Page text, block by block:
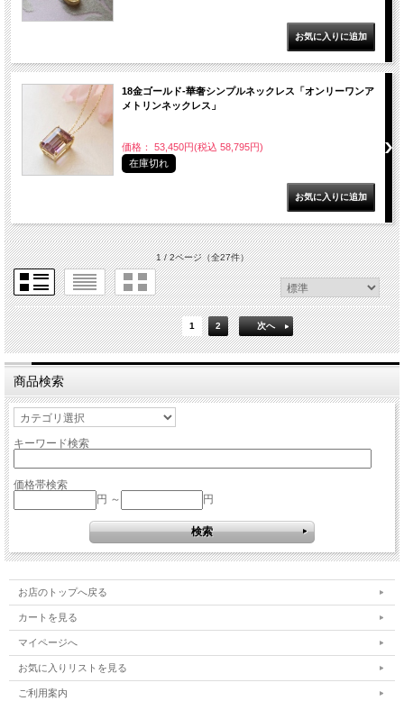
18金ゴールド-華奢シンプルネックレス「オンリーワンア
メトリンネックレス」
価格： 53,450円(税込 58,795円)
在庫切れ
1 / 2ページ（全27件）
1 2 次へ
商品検索
キーワード検索
価格帯検索
円 ～
円
お店のトップへ戻る
カートを見る
マイページへ
お気に入りリストを見る
ご利用案内